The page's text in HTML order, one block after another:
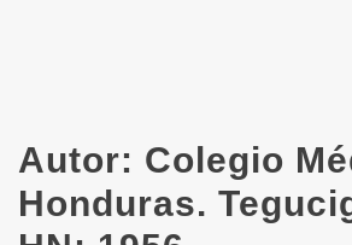
Autor: Colegio
Honduras.